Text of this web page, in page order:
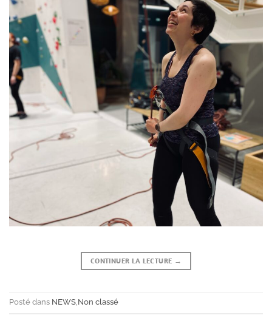
CONTINUER LA LECTURE →
Posté dans NEWS Non classé